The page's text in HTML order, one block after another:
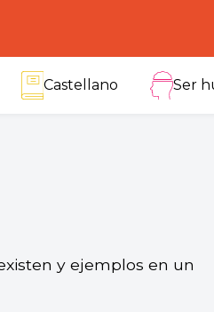
Castellano Ser
y ejemplos en un